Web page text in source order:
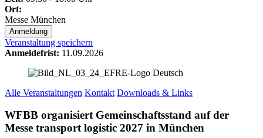
Ort:
Messe München
Anmeldung
Veranstaltung speichern
Anmeldefrist: 11.09.2026
Alle Veranstaltungen Kontakt Downloads & Links
WFBB organisiert Gemeinschaftsstand auf der
Messe transport logistic 2027 in München